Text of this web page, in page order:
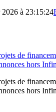
2026 à 23:15:24
de
hors
de
hors